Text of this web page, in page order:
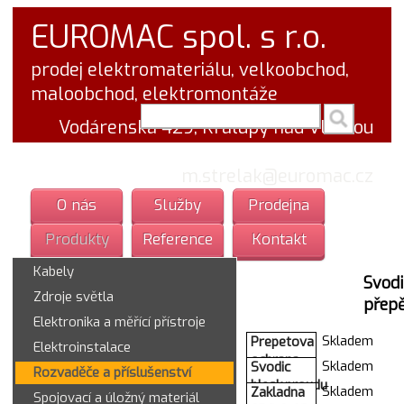
EUROMAC spol. s r.o.
prodej elektromateriálu, velkoobchod,
maloobchod, elektromontáže
Vodárenská 429, Kralupy nad Vltavou
O nás Služby
Prodejna
Produkty
Reference Kontakt
Kabely
Zdroje světla
Elektronika a měřící přístroje
Elektroinstalace
Rozvaděče a příslušenství
Spojovací a úložný materiál
Prepetova
ochrana
1Z
P53893
Skladem
Svodic
blesk.proudu
Skladem
Zakladna
Skladem